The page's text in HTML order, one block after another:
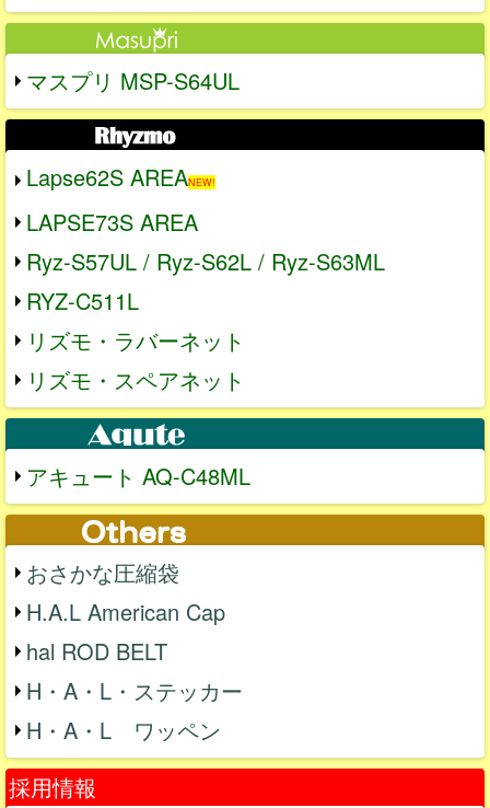
マスプリ MSP-S64UL
Lapse62S AREANEW!
LAPSE73S AREA
Ryz-S57UL / Ryz-S62L / Ryz-S63ML
RYZ-C511L
リズモ・ラバーネット
リズモ・スペアネット
アキュート AQ-C48ML
おさかな圧縮袋
H.A.L American Cap
hal ROD BELT
H・A・L・ステッカー
H・A・L ワッペン
採用情報